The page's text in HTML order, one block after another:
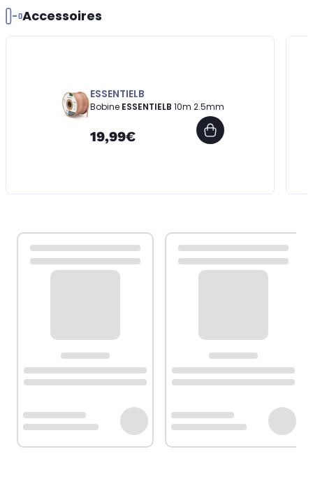
Accessoires
ESSENTIELB
Bobine ESSENTIELB 10m 2.5mm
19,99€